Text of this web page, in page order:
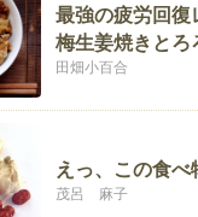
最強の疲労回復
梅生姜焼きとろ
田畑小百合
えっ、この食
茂呂 麻子